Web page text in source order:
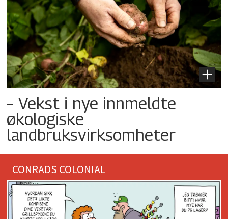
– Vekst i nye innmeldte
økologiske
landbruksvirksomheter
CONRADS COLONIAL